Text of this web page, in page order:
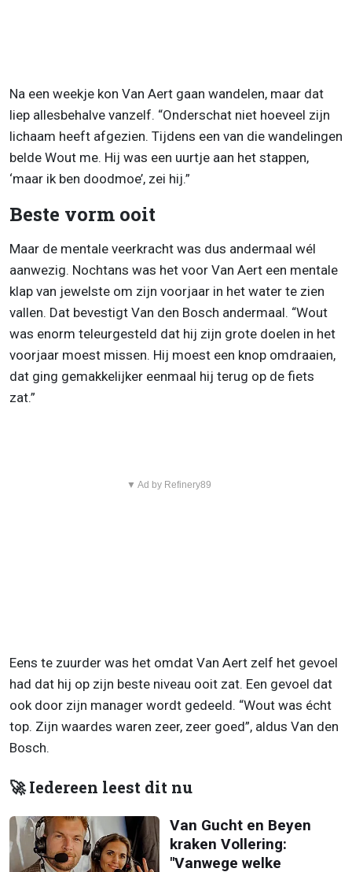
Na een weekje kon Van Aert gaan wandelen, maar dat
liep allesbehalve vanzelf. “Onderschat niet hoeveel zijn
lichaam heeft afgezien. Tijdens een van die wandelingen
belde Wout me. Hij was een uurtje aan het stappen,
‘maar ik ben doodmoe’, zei hij.”
Beste vorm ooit
Maar de mentale veerkracht was dus andermaal wél
aanwezig. Nochtans was het voor Van Aert een mentale
klap van jewelste om zijn voorjaar in het water te zien
vallen. Dat bevestigt Van den Bosch andermaal. “Wout
was enorm teleurgesteld dat hij zijn grote doelen in het
voorjaar moest missen. Hij moest een knop omdraaien,
dat ging gemakkelijker eenmaal hij terug op de fiets
zat.”
▼ Ad by Refinery89
Eens te zuurder was het omdat Van Aert zelf het gevoel
had dat hij op zijn beste niveau ooit zat. Een gevoel dat
ook door zijn manager wordt gedeeld. “Wout was écht
top. Zijn waardes waren zeer, zeer goed”, aldus Van den
Bosch.
🚀 Iedereen leest dit nu
Van Gucht en Beyen
kraken Vollering:
"Vanwege welke